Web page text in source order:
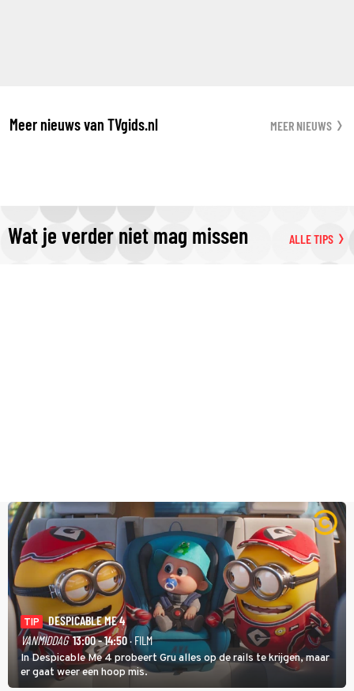
Meer nieuws van TVgids.nl MEER NIEUWS
Wat je verder niet mag missen ALLE TIPS
TIP
DESPICABLE ME 4
VANMIDDAG 13:00 - 14:50· FILM
In Despicable Me 4 probeert Gru alles op de rails te krijgen, maar
er gaat weer een hoop mis.